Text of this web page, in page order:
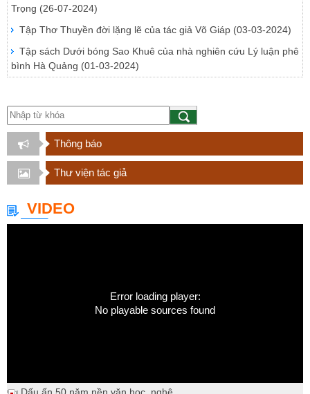
Trọng (26-07-2024)
Tập Thơ Thuyền đời lặng lẽ của tác giả Võ Giáp (03-03-2024)
Tập sách Dưới bóng Sao Khuê của nhà nghiên cứu Lý luận phê
bình Hà Quảng (01-03-2024)
Thông báo
Thư viện tác giả
VIDEO
Error loading player:
No playable sources found